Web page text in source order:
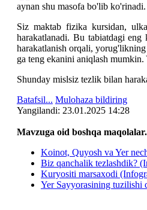
aynan shu masofa bo'lib
Siz maktab fizika kursidan,
harakatlanadi. Bu tabiatdagi
harakatlanish orqali,
ga teng ekanini aniqlash
Shunday mislsiz tezlik bilan
Batafsil... Mulohaza bildiring
Yangilаndi: 23.01.2025 14:28
Mavzuga oid boshqa
Koinot, Quyosh va Yer
Biz qanchalik tezlashdik?
Kuryositi marsaxodi
Yer Sayyorasining tuzilishi